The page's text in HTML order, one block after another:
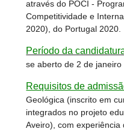
através do POCI -
Competitividade e
2020), do Portugal 2020.
Período da
se aberto de 2 de
Requisitos de
Geológica (inscrito em
integrados no projeto
Aveiro), com experiência